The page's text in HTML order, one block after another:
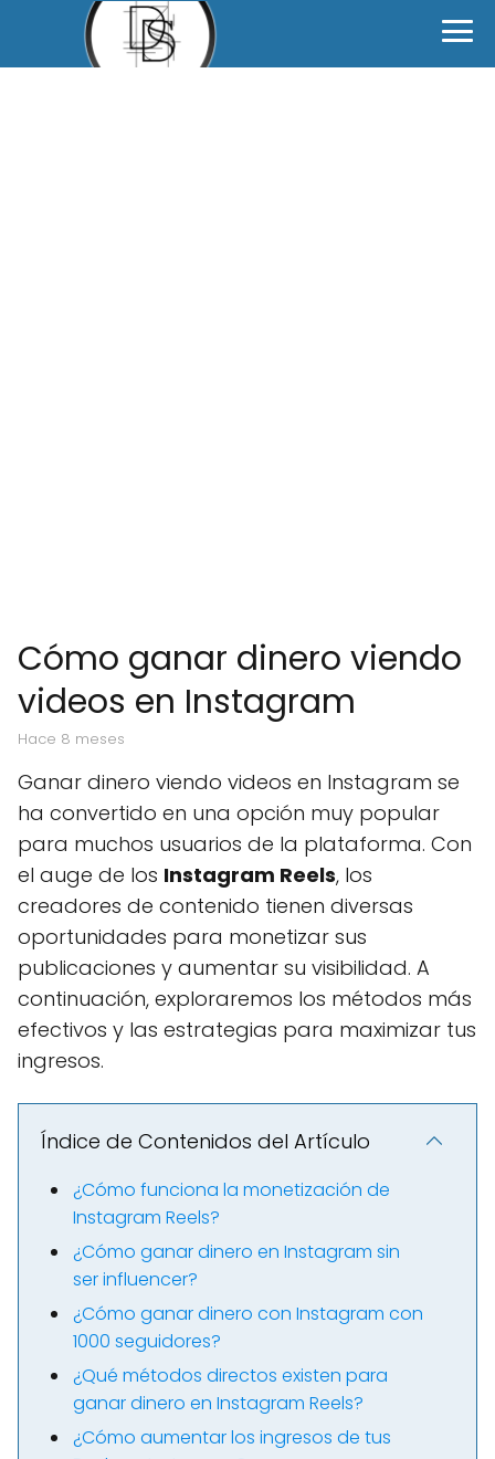
Cómo ganar dinero viendo
videos en Instagram
hace 8 meses
Ganar dinero viendo videos en Instagram se
ha convertido en una opción muy popular
para muchos usuarios de la plataforma. Con
el auge de los Instagram Reels, los
creadores de contenido tienen diversas
oportunidades para monetizar sus
publicaciones y aumentar su visibilidad. A
continuación, exploraremos los métodos más
efectivos y las estrategias para maximizar tus
ingresos.
Índice de Contenidos del Artículo
¿Cómo funciona la monetización de
Instagram Reels?
¿Cómo ganar dinero en Instagram sin
ser influencer?
¿Cómo ganar dinero con Instagram con
1000 seguidores?
¿Qué métodos directos existen para
ganar dinero en Instagram Reels?
¿Cómo aumentar los ingresos de tus